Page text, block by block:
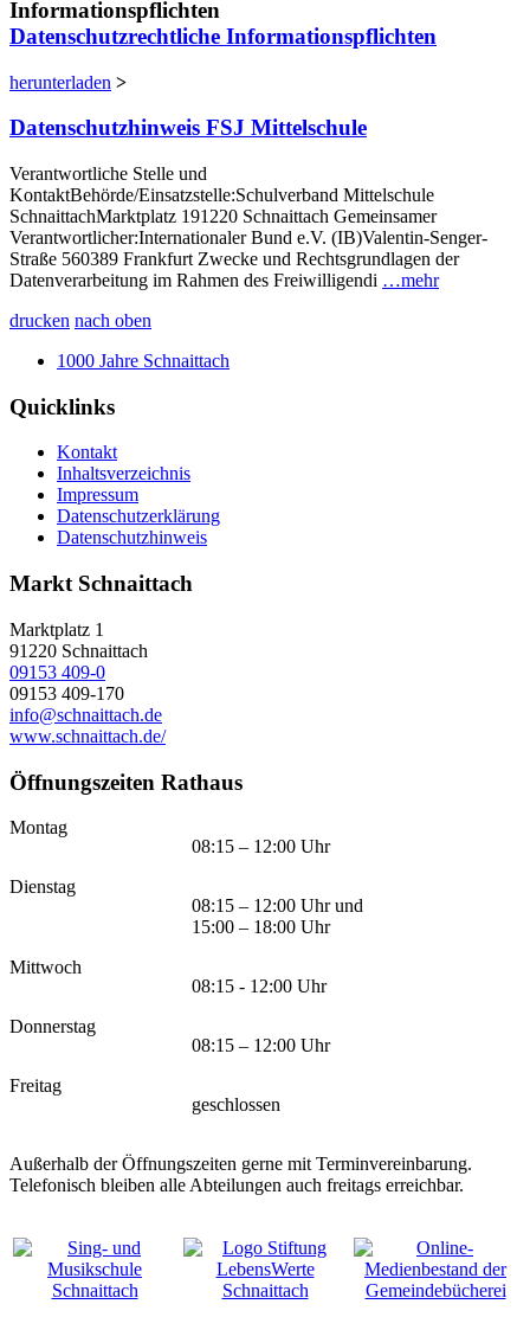
Datenschutzrechtliche Informationspflichten
herunterladen >
Datenschutzhinweis FSJ Mittelschule
Verantwortliche Stelle und
KontaktBehörde/Einsatzstelle:Schulverband Mittelschule
SchnaittachMarktplatz 191220 Schnaittach Gemeinsamer
Verantwortlicher:Internationaler Bund e.V. (IB)Valentin-Senger-
Straße 560389 Frankfurt Zwecke und Rechtsgrundlagen der
Datenverarbeitung im Rahmen des Freiwilligendi …mehr
drucken nach oben
1000 Jahre Schnaittach
Quicklinks
Kontakt
Inhaltsverzeichnis
Impressum
Datenschutzerklärung
Datenschutzhinweis
Markt Schnaittach
Marktplatz 1
91220 Schnaittach
09153 409-0
09153 409-170
info@schnaittach.de
www.schnaittach.de/
Öffnungszeiten Rathaus
Montag
08:15 – 12:00 Uhr
Dienstag
08:15 – 12:00 Uhr und
15:00 – 18:00 Uhr
Mittwoch
08:15 - 12:00 Uhr
Donnerstag
08:15 – 12:00 Uhr
Freitag
geschlossen
Außerhalb der Öffnungszeiten gerne mit Terminvereinbarung.
Telefonisch bleiben alle Abteilungen auch freitags erreichbar.